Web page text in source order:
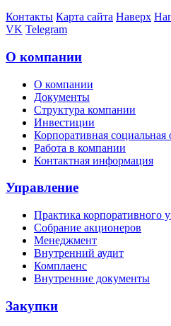
Контакты Карта сайта Наверх
VK Telegram
О компании
О компании
Документы
Структура компании
Инвестиции
Корпоративная социальная
Работа в компании
Контактная информация
Управление
Практика корпоративного
Собрание акционеров
Менеджмент
Внутренний аудит
Комплаенс
Внутренние документы
Закупки